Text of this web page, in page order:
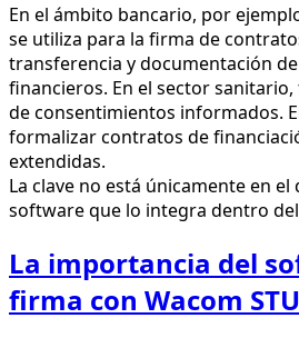
En el ámbito bancario, por
se utiliza para la firma de
transferencia y documentación
financieros. En el sector
de consentimientos informados.
formalizar contratos de
extendidas.
La clave no está únicamente en
software que lo integra dentro
La importancia del
firma con Wacom